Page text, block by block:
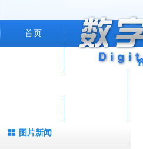
首页
图片新闻